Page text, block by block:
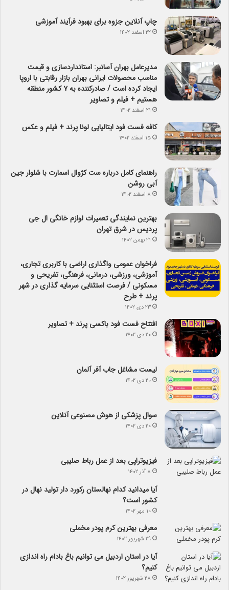
چاپ آنلاین جزوه برای بهبود فرآیند آموزشی
۲۲ اسفند ۱۴۰۲
مدیرعامل بهران آسانبر: استانداردسازی و قیمت
مناسب محصولات ایرانی بهران بازار رقابتی با اروپا
ایجاد کرده است / صادرکننده به ۷ کشور منطقه
هستیم + فیلم و تصاویر
۲۱ اسفند ۱۴۰۲
کافه فست فود ایتالیایی لونا پرند + فیلم و عکس
۱۵ اسفند ۱۴۰۲
راهنمای کامل درباره ست کژوال اسمارت با شلوار جین
آبی روشن
۸ اسفند ۱۴۰۲
بهترین نمایندگی تعمیرات لوازم خانگی ال جی
پردیس در شرق تهران
۲۱ بهمن ۱۴۰۲
فراخوان عمومی واگذاری اراضی با کاربری تجاری،
آموزشی، ورزشی، درمانی، فرهنگی، تفریحی و
مسکونی / فرصت استثنایی سرمایه گذاری در شهر
پرند + طرح
۲۳ دی ۱۴۰۲
افتتاح فست فود باکسی پرند + تصاویر
۲۰ دی ۱۴۰۲
لیست مشاغل جاب آفر آلمان
۲۰ دی ۱۴۰۲
سوال پزشکی از هوش مصنوعی آنلاین
۲۰ دی ۱۴۰۲
فیزیوتراپی بعد از عمل رباط صلیبی
۸ آذر ۱۴۰۲
آیا می­دانید کدام نهالستان رکورد دار تولید نهال­ در
کشور است؟
۱۰ مهر ۱۴۰۲
معرفی بهترین کرم پودر مخملی
۲۹ شهریور ۱۴۰۲
آیا در استان اردبیل می توانیم باغ بادام راه اندازی
کنیم؟
۲۸ شهریور ۱۴۰۲